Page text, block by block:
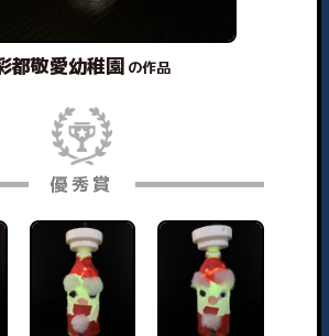
都敬愛幼稚園 の作品
優秀賞